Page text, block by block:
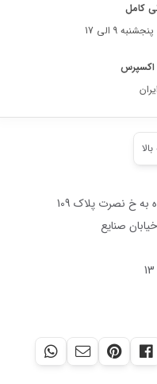
کامل
9 الی 17
خ نصرت پلاک 109
صنایع